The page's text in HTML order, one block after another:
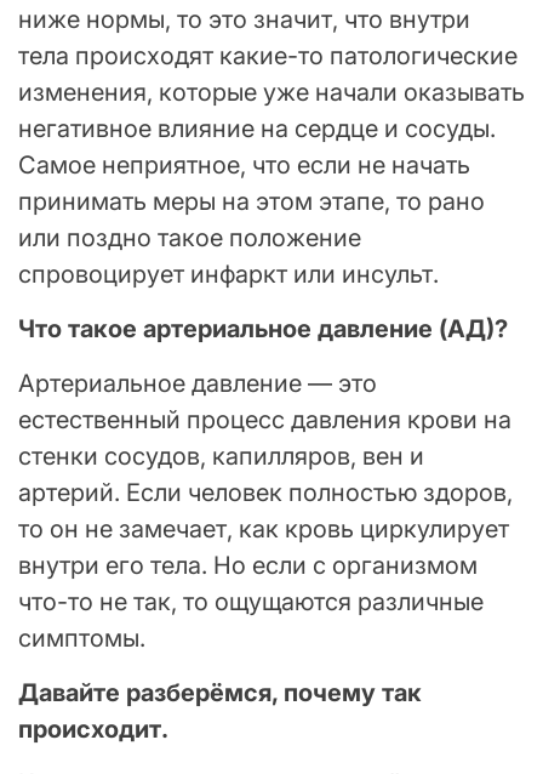
ниже нормы, то это значит, что внутри
тела происходят какие-то патологические
изменения, которые уже начали оказывать
негативное влияние на сердце и сосуды.
Самое неприятное, что если не начать
принимать меры на этом этапе, то рано
или поздно такое положение
спровоцирует инфаркт или инсульт.
Что такое артериальное давление (АД)?
Артериальное давление — это
естественный процесс давления крови на
стенки сосудов, капилляров, вен и
артерий. Если человек полностью здоров,
то он не замечает, как кровь циркулирует
внутри его тела. Но если с организмом
что-то не так, то ощущаются различные
симптомы.
Давайте разберёмся, почему так
происходит.